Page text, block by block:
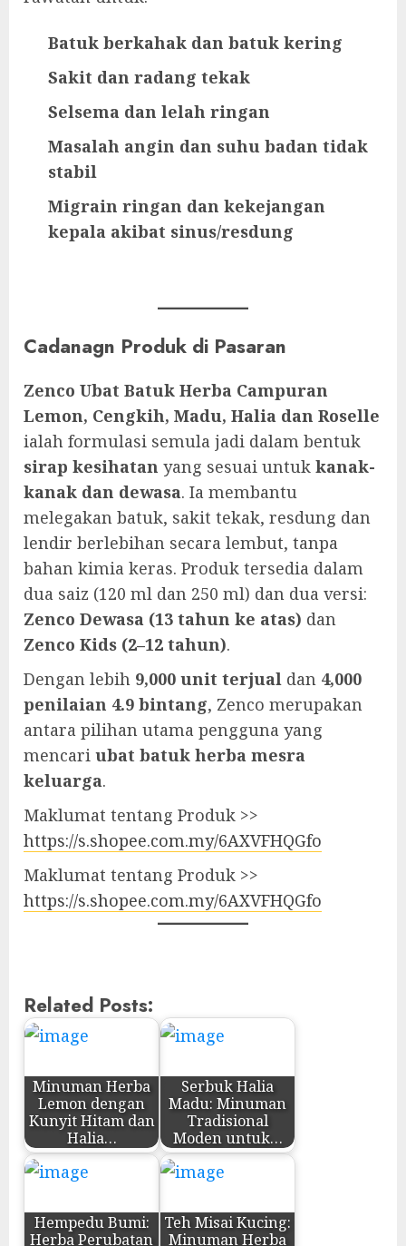
Batuk berkahak dan batuk kering
Sakit dan radang tekak
Selsema dan lelah ringan
Masalah angin dan suhu badan tidak
stabil
Migrain ringan dan kekejangan
kepala akibat sinus/resdung
Cadanagn Produk di Pasaran
Zenco Ubat Batuk Herba Campuran
Lemon, Cengkih, Madu, Halia dan Roselle
ialah formulasi semula jadi dalam bentuk
sirap kesihatan yang sesuai untuk kanak-
kanak dan dewasa. Ia membantu
melegakan batuk, sakit tekak, resdung dan
lendir berlebihan secara lembut, tanpa
bahan kimia keras. Produk tersedia dalam
dua saiz (120 ml dan 250 ml) dan dua versi:
Zenco Dewasa (13 tahun ke atas) dan
Zenco Kids (2–12 tahun).
Dengan lebih 9,000 unit terjual dan 4,000
penilaian 4.9 bintang, Zenco merupakan
antara pilihan utama pengguna yang
mencari ubat batuk herba mesra
keluarga.
Maklumat tentang Produk >>
https://s.shopee.com.my/6AXVFHQGfo
Maklumat tentang Produk >>
https://s.shopee.com.my/6AXVFHQGfo
Related Posts:
Minuman Herba
Lemon dengan
Kunyit Hitam dan
Halia…
Serbuk Halia
Madu: Minuman
Tradisional
Moden untuk…
Hempedu Bumi:
Herba Perubatan
Teh Misai Kucing:
Minuman Herba